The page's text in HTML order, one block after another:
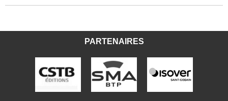
PARTENAIRES